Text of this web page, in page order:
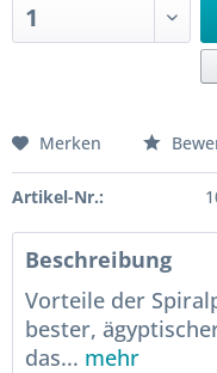
Merken
Artikel-Nr.:
Beschreibung
Vorteile der
bester,
das... mehr